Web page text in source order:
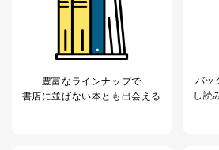
ません。ただし、次の場合は除きま
法令に基づく場合
人の生命､身体または財産の保護
場合であって、本人の同意を得る
き。
公衆衛生の向上または児童の健
に特に必要がある場合であって、
豊富なラインナップで
書店に並ばない本とも出会える
バッ
し読